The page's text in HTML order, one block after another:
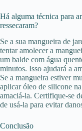
Há alguma técnica para
ressecaram?
Se a sua mangueira de
tentar amolecer a
um balde com água
minutos. Isso ajudará a
Se a mangueira estiver
aplicar óleo de silicone
amaciá-la. Certifique-se
de usá-la para evitar
Conclusão